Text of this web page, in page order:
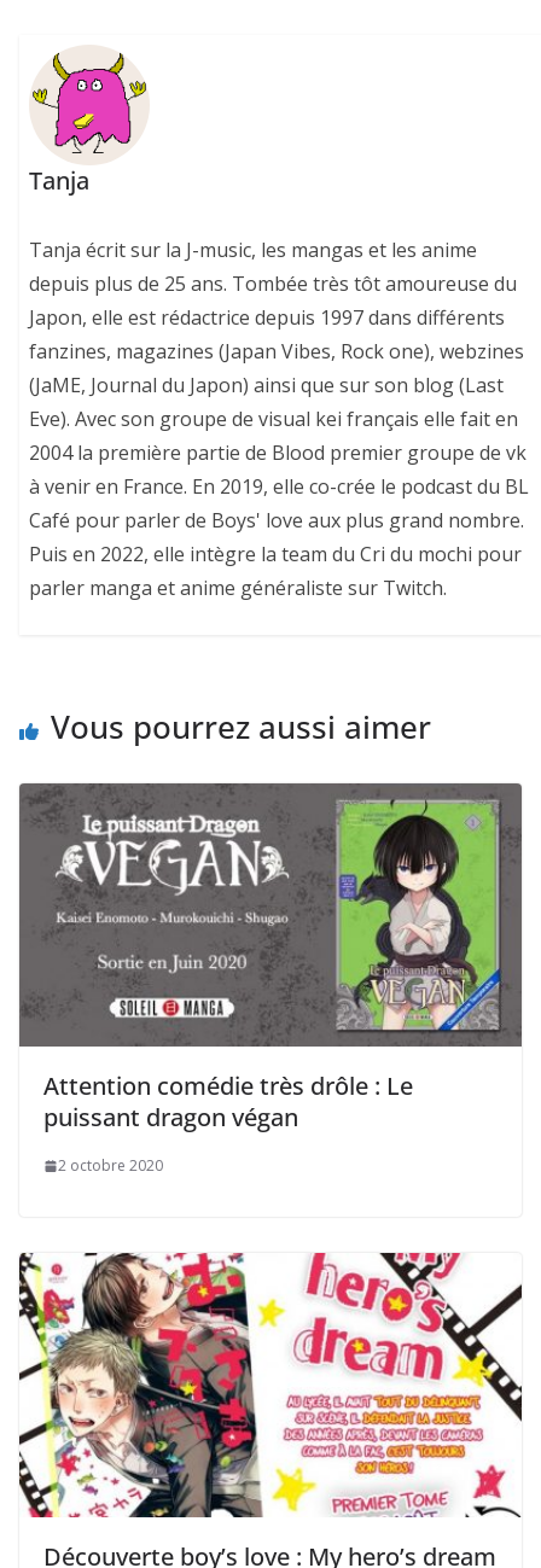
Tanja
Tanja écrit sur la J-music, les mangas et les anime
depuis plus de 25 ans. Tombée très tôt amoureuse du
Japon, elle est rédactrice depuis 1997 dans différents
fanzines, magazines (Japan Vibes, Rock one), webzines
(JaME, Journal du Japon) ainsi que sur son blog (Last
Eve). Avec son groupe de visual kei français elle fait en
2004 la première partie de Blood premier groupe de vk
à venir en France. En 2019, elle co-crée le podcast du BL
Café pour parler de Boys' love aux plus grand nombre.
Puis en 2022, elle intègre la team du Cri du mochi pour
parler manga et anime généraliste sur Twitch.
Vous pourrez aussi aimer
Attention comédie très drôle : Le
puissant dragon végan
2 octobre 2020
Découverte boy’s love : My hero’s dream